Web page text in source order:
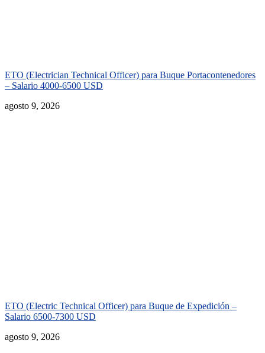
ETO (Electrician Technical Officer) para Buque Portacontenedores
– Salario 4000-6500 USD
agosto 9, 2026
ETO (Electric Technical Officer) para Buque de Expedición –
Salario 6500-7300 USD
agosto 9, 2026